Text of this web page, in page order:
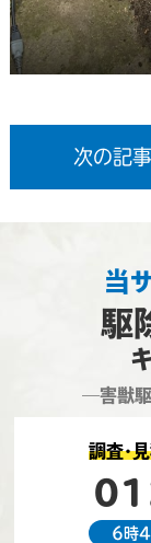
次の記
当
駆
―害獣駆
調査・
6時